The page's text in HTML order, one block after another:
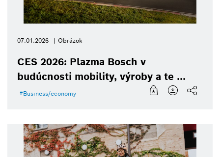
07.01.2026 Obrázok
CES 2026: Plazma Bosch v
budúcnosti mobility, výroby a te ...
Business/economy